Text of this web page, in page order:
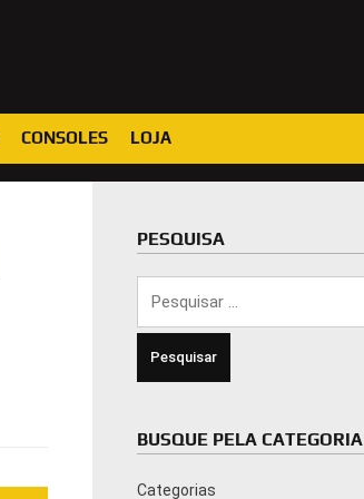
CONSOLES LOJA
PESQUISA
BUSQUE PELA CATEGORIA
Categorias